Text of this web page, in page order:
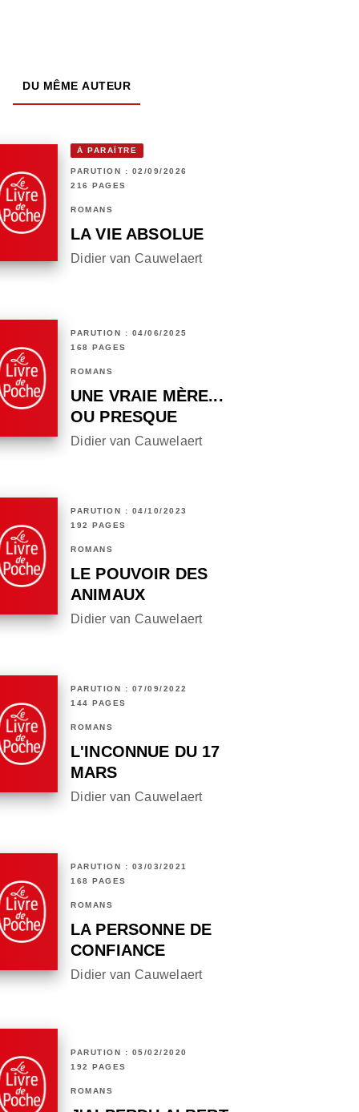
DU MÊME AUTEUR
À PARAÎTRE
PARUTION : 02/09/2026
216 PAGES
ROMANS
LA VIE ABSOLUE
Didier van Cauwelaert
PARUTION : 04/06/2025
168 PAGES
ROMANS
UNE VRAIE MÈRE...
OU PRESQUE
Didier van Cauwelaert
PARUTION : 04/10/2023
192 PAGES
ROMANS
LE POUVOIR DES
ANIMAUX
Didier van Cauwelaert
PARUTION : 07/09/2022
144 PAGES
ROMANS
L'INCONNUE DU 17
MARS
Didier van Cauwelaert
PARUTION : 03/03/2021
168 PAGES
ROMANS
LA PERSONNE DE
CONFIANCE
Didier van Cauwelaert
PARUTION : 05/02/2020
192 PAGES
ROMANS